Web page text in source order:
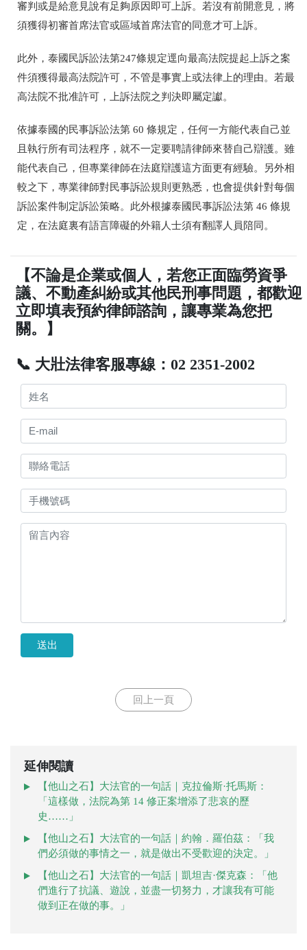
審判或是給意見說有足夠原因即可上訴。若沒有前開意見，將
須獲得初審首席法官或區域首席法官的同意才可上訴。
此外，泰國民訴訟法第247條規定逕向最高法院提起上訴之案
件須獲得最高法院許可，不管是事實上或法律上的理由。若最
高法院不批准許可，上訴法院之判決即屬定讞。
依據泰國的民事訴訟法第 60 條規定，任何一方能代表自己並
且執行所有司法程序，就不一定要聘請律師來替自己辯護。雖
能代表自己，但專業律師在法庭辯護這方面更有經驗。另外相
較之下，專業律師對民事訴訟規則更熟悉，也會提供針對每個
訴訟案件制定訴訟策略。此外根據泰國民事訴訟法第 46 條規
定，在法庭裏有語言障礙的外籍人士須有翻譯人員陪同。
【不論是企業或個人，若您正面臨勞資爭
議、不動產糾紛或其他民刑事問題，都歡迎
立即填表預約律師諮詢，讓專業為您把
關。】
📞 大壯法律客服專線：02 2351-2002
送出
回上一頁
延伸閱讀
【他山之石】大法官的一句話｜克拉倫斯·托馬斯：
「這樣做，法院為第 14 修正案增添了悲哀的歷
史……」
【他山之石】大法官的一句話｜約翰．羅伯茲：「我
們必須做的事情之一，就是做出不受歡迎的決定。」
【他山之石】大法官的一句話｜凱坦吉·傑克森：「他
們進行了抗議、遊說，並盡一切努力，才讓我有可能
做到正在做的事。」